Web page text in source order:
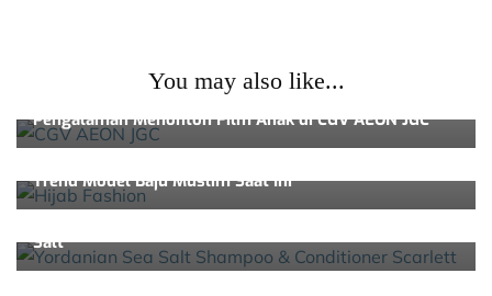
You may also like...
Lifestyle & Beauty
Pengalaman Menonton Film Anak di CGV AEON JGC
Trend Model Baju Muslim Saat Ini
Lifestyle & Beauty
Salt